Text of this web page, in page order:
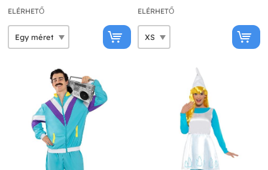
ELÉRHETŐ ELÉRHETŐ